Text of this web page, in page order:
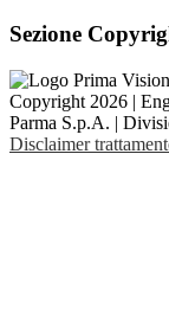
Sezione
Copyright 2026 |
Parma S.p.A. |
Disclaimer